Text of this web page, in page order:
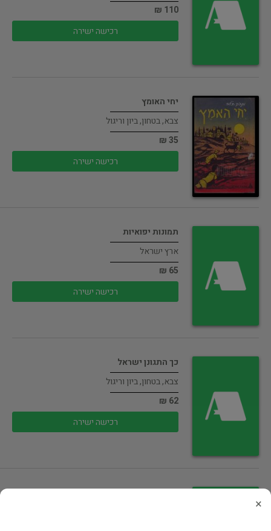
110 ₪
רכישה ישירה
יחי האומץ
צבא, בטחון, ביון וריגול
35 ₪
רכישה ישירה
תמונות יפואיות
ארץ ישראל
65 ₪
רכישה ישירה
כך התגונן ישראל
צבא, בטחון, ביון וריגול
62 ₪
רכישה ישירה
כך לחמנו בסיני
×